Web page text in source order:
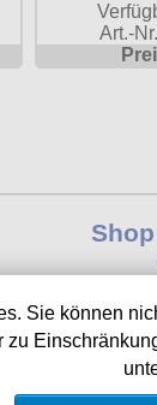
Art.-
Sie können
zu